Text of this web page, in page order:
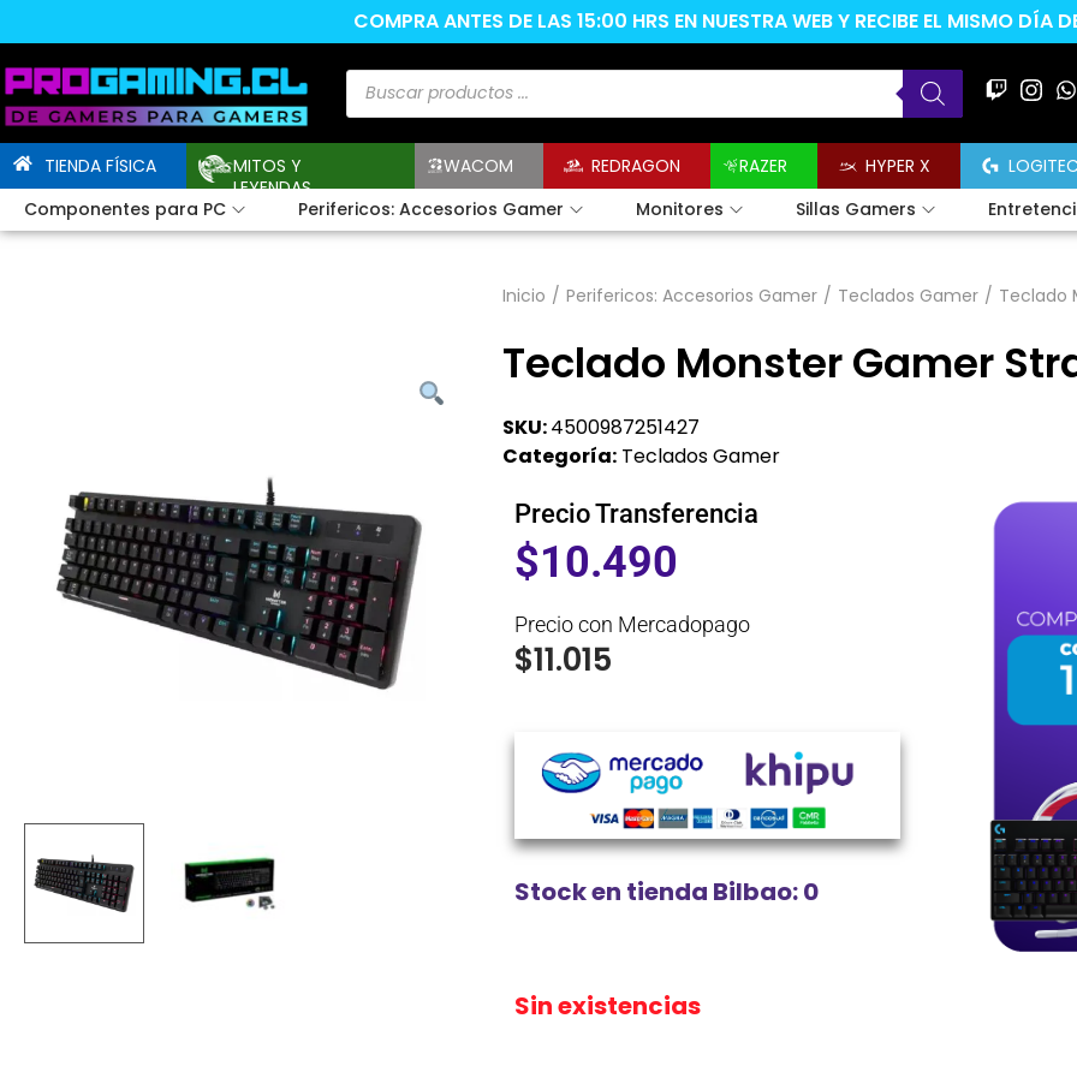
COMPRA ANTES DE LAS 15:00 HRS EN NUESTRA WEB Y RECIBE EL MISMO DÍA
TIENDA FÍSICA
MITOS Y
LEYENDAS
WACOM REDRAGON RAZER HYPER X
Componentes para PC
Perifericos: Accesorios Gamer Monitores Sillas Gamers
Inicio / Perifericos: Accesorios Gamer / Teclados Gamer / Teclado
Teclado Monster Gamer
SKU:4500987251427
Categoría: Teclados Gamer
Precio Transferencia
$10.490
Precio con Mercadopago
$11.015
Stock en tienda Bilbao: 0
Sin existencias